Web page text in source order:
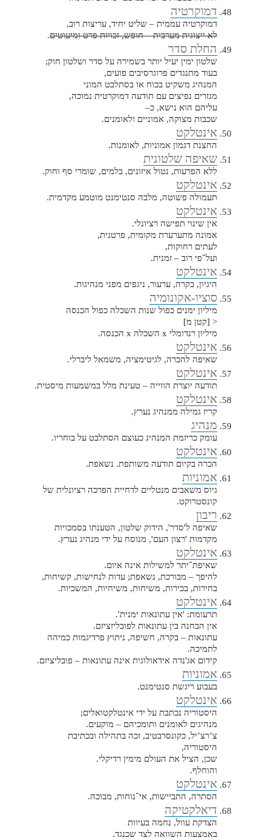
דמוקרטיה
דמוקרטיה עממית – שליט יחיד, עריצות רוב,
לא ייצוגית מערבית – חופש, זכויות פרט ומיעוטים.
החלת סדר
שלטון ימין יעיל יותר בשמירה על סדר ושלטון חוק;
בעוד מתנגדים פרוגרסיבים פועים,
המנהיג משקיט בכוח או בסתלבט המוני
מגזרים נפיצים עם תודעה דמוקרטית נמוכה,
עליהם הוא נישא, כ–
שכבות מצוקה, אמוניים ולאומנים.
אינטלקט
החצנת דגמון אמוניות, לאומנות.
שאיפה שלטונית
ללא הפרעות, נטול איזונים, בלמים, שומרי סף וחוק.
אינטלקט
תעמולה פשוטה, מלבה סנטימנט מוטמע מקדמית.
אינטלקט
אין שינוי תפישה רציונלי.
אמונה מתערערת מקומית, פרטנית,
לעתים רחוקות,
ועל־פי רוב – זמנית.
אינטלקט
היגיון, בקרה, ערעור, ניגפים מפני מנהיגות.
סוציו-אקונומיה
מיליון ימנים כפול שנות השכלה כפול הכנסה
< [קטן מ]
מיליון רנדומלי x השכלה x הכנסה.
אינטלקט
שאיפה להכרה, לגיטימציה, משמאל ליברלי.
אינטלקט
תודעה יוצרת הווייה – טעינת מלל במשמעות מיסטית.
אינטלקט
קריז גמילה ממנהיג נערץ.
מנהיג
עומק כריזמת המנהיג כעוצם הסתלבט על בוחריו.
אינטלקט
הכרה בקיום תודעה משותפת. נשאפת.
אמוניות
גיוס משאבים מנטליים לדחיית הפרכה רציונלית של
קונסטרוקט.
ריבון
שאיפה ל'סדר', הידוק שלטון, הטענתו בסמכויות
מקדמות 'רצון העם', מנוסח על ידי מנהיג נערץ.
אינטלקט
שאיפת־יתר למשילות אינה איום.
להיפך – מבורכת, נשאפת; עדות לנחישות, קשיחות,
בחירות, בכירות, משיחות, משיחיות, המשכיות.
אינטלקט
תרעומת: 'אין עתונאות ימנית'.
אין הבחנה בין עתונאות לפובליזציזם.
עתונאות – בקרה, חשיפה, ניתוץ פרדיגמות כמיהה
לתמיכה.
קידום אג'נדה אידאולוגית אינה עתונאות – פובליציזם.
אמוניות
בעבוע ריגשת סנטימנט.
אינטלקט
היסטוריה נכתבת על ידי אינטלקטואלים;
מנהיגים לאומנים ותומכיהם – מוקעים.
צ’רצ’יל, כקונסרבטיב, זכה בתהילה ובכתיבת
היסטוריה,
שכן, הציל את העולם מימין רדיקלי.
והוחלף.
אינטלקט
הסתרה, התביישות, אי־נוחות, מבוכה.
דיאלקטיקה
הצדקת עוול, נחמה בעיוות
באמצעות השוואה לצד שכנגד.